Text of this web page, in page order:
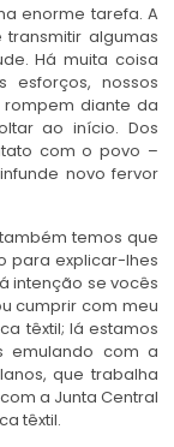
enorme tarefa. A
algumas
Há muita coisa
nossos
diante da
ao início. Dos
com o povo –
novo fervor
temos que
para explicar-lhes
intenção se vocês
cumprir com meu
têxtil; lá estamos
emulando com a
que trabalha
a Junta Central
têxtil.